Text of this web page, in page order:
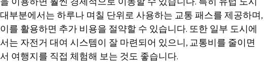
대부분에서는 하루나 며칠 단위로 사용하는 교통 패스를 제공하며,
이를 활용하면 추가 비용을 절약할 수 있습니다. 또한 일부 도시에
서는 자전거 대여 시스템이 잘 마련되어 있으니, 교통비를 줄이면
서 여행지를 직접 체험해 보는 것도 좋습니다.